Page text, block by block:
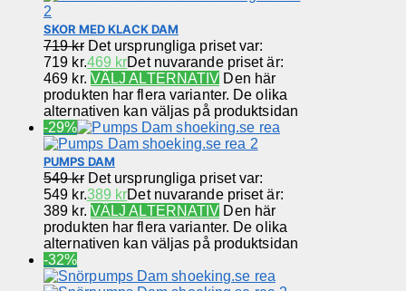
SKOR MED KLACK DAM
719kr Det ursprungliga priset var:
719 kr.469 krDet nuvarande priset är:
469 kr. VÄLJ ALTERNATIV Den här
produkten har flera varianter. De olika
alternativen kan väljas på produktsidan
-29%
PUMPS DAM
549kr Det ursprungliga priset var:
549 kr.389 krDet nuvarande priset är:
389 kr. VÄLJ ALTERNATIV Den här
produkten har flera varianter. De olika
alternativen kan väljas på produktsidan
-32%